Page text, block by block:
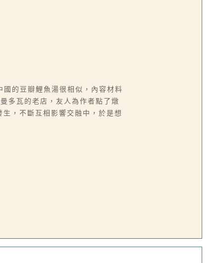
的豆瓣鯉魚湯很相似，內容材料
多瓦的老店，友人為作者點了燉
，不斷互相影響交融中，於是想